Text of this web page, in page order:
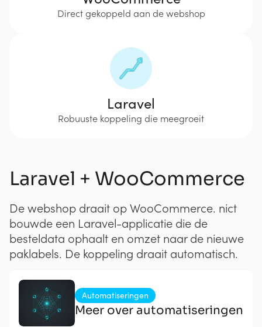
Direct gekoppeld aan de webshop
Laravel
Robuuste koppeling die meegroeit
Laravel + WooCommerce
De webshop draait op WooCommerce. nict
bouwde een Laravel-applicatie die de
besteldata ophaalt en omzet naar de nieuwe
paklabels. De koppeling draait automatisch.
Automatiseringen
Meer over automatiseringen